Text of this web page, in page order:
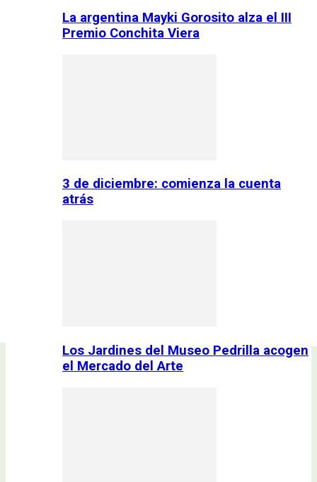
La argentina Mayki Gorosito alza el III
Premio Conchita Viera
3 de diciembre: comienza la cuenta
atrás
Los Jardines del Museo Pedrilla acogen
el Mercado del Arte